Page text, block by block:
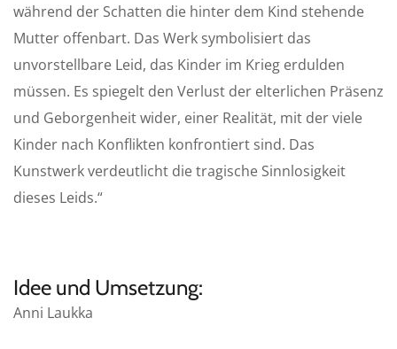
während der Schatten die hinter dem Kind stehende
Mutter offenbart. Das Werk symbolisiert das
unvorstellbare Leid, das Kinder im Krieg erdulden
müssen. Es spiegelt den Verlust der elterlichen Präsenz
und Geborgenheit wider, einer Realität, mit der viele
Kinder nach Konflikten konfrontiert sind. Das
Kunstwerk verdeutlicht die tragische Sinnlosigkeit
dieses Leids.“
Idee und Umsetzung:
Anni Laukka